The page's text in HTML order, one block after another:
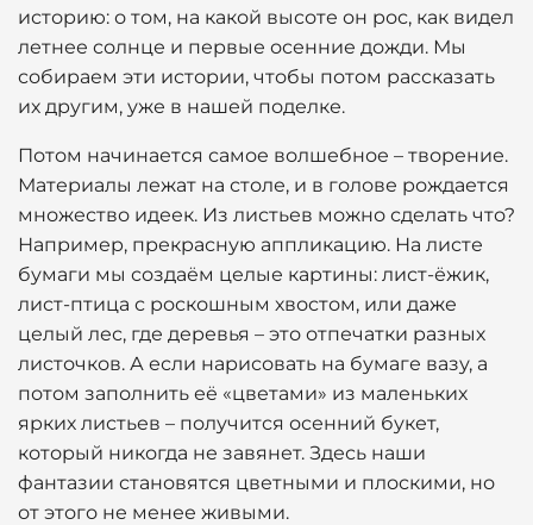
историю: о том, на какой высоте он рос, как видел
летнее солнце и первые осенние дожди. Мы
собираем эти истории, чтобы потом рассказать
их другим, уже в нашей поделке.
Потом начинается самое волшебное – творение.
Материалы лежат на столе, и в голове рождается
множество идеек. Из листьев можно сделать что?
Например, прекрасную аппликацию. На листе
бумаги мы создаём целые картины: лист-ёжик,
лист-птица с роскошным хвостом, или даже
целый лес, где деревья – это отпечатки разных
листочков. А если нарисовать на бумаге вазу, а
потом заполнить её «цветами» из маленьких
ярких листьев – получится осенний букет,
который никогда не завянет. Здесь наши
фантазии становятся цветными и плоскими, но
от этого не менее живыми.